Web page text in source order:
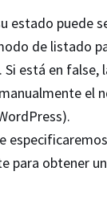
estado puede
de listado
Si está en
el
para obtener